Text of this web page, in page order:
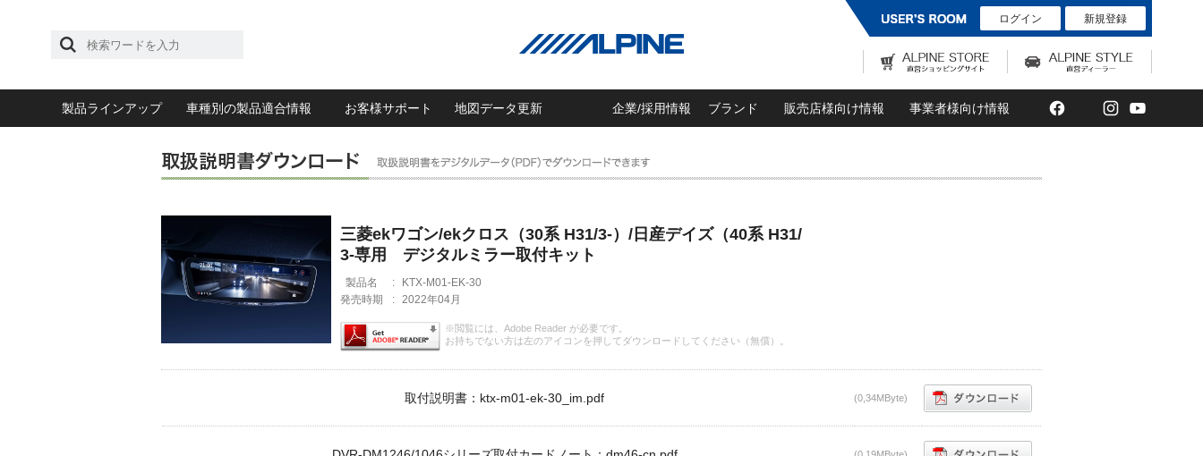
ログイン 新規登録
製品ラインアップ 車種別の製品適合情報 お客様サポート 地図データ更新 企業/採用情報 ブランド 販売店様向け情報 事業者様向け情報 Facebook
TwitterInstagram
三菱ekワゴン/ekクロス（30系 H31/3-）/日産デイズ（40系 H31/
3-専用 デジタルミラー取付キット
製品名 :
KTX-M01-EK-30
発売時期
: 2022年04月
※閲覧には、Adobe Reader が必要です。
お持ちでない方は左のアイコンを押してダウンロードしてください（無償）。
取付説明書：ktx-m01-ek-30_im.pdf (0,34MByte)